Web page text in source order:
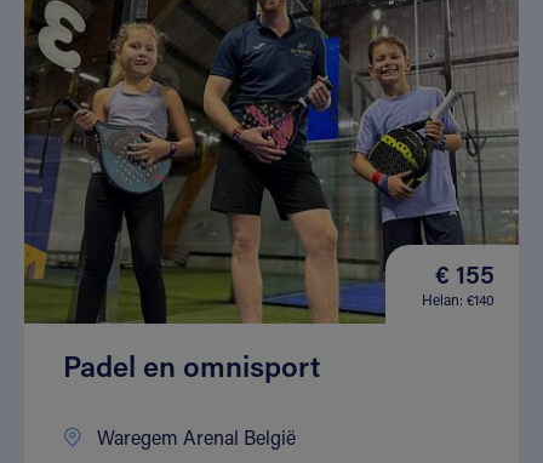
€ 155
Helan: €140
Padel en omnisport
Waregem Arenal België